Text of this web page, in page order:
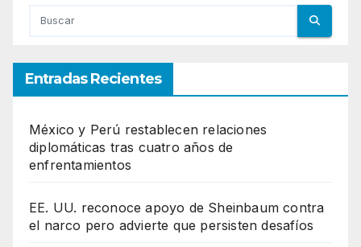
Entradas Recientes
México y Perú restablecen relaciones
diplomáticas tras cuatro años de
enfrentamientos
EE. UU. reconoce apoyo de Sheinbaum contra
el narco pero advierte que persisten desafíos